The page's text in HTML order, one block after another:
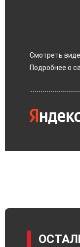
Смотреть
Подробнее о